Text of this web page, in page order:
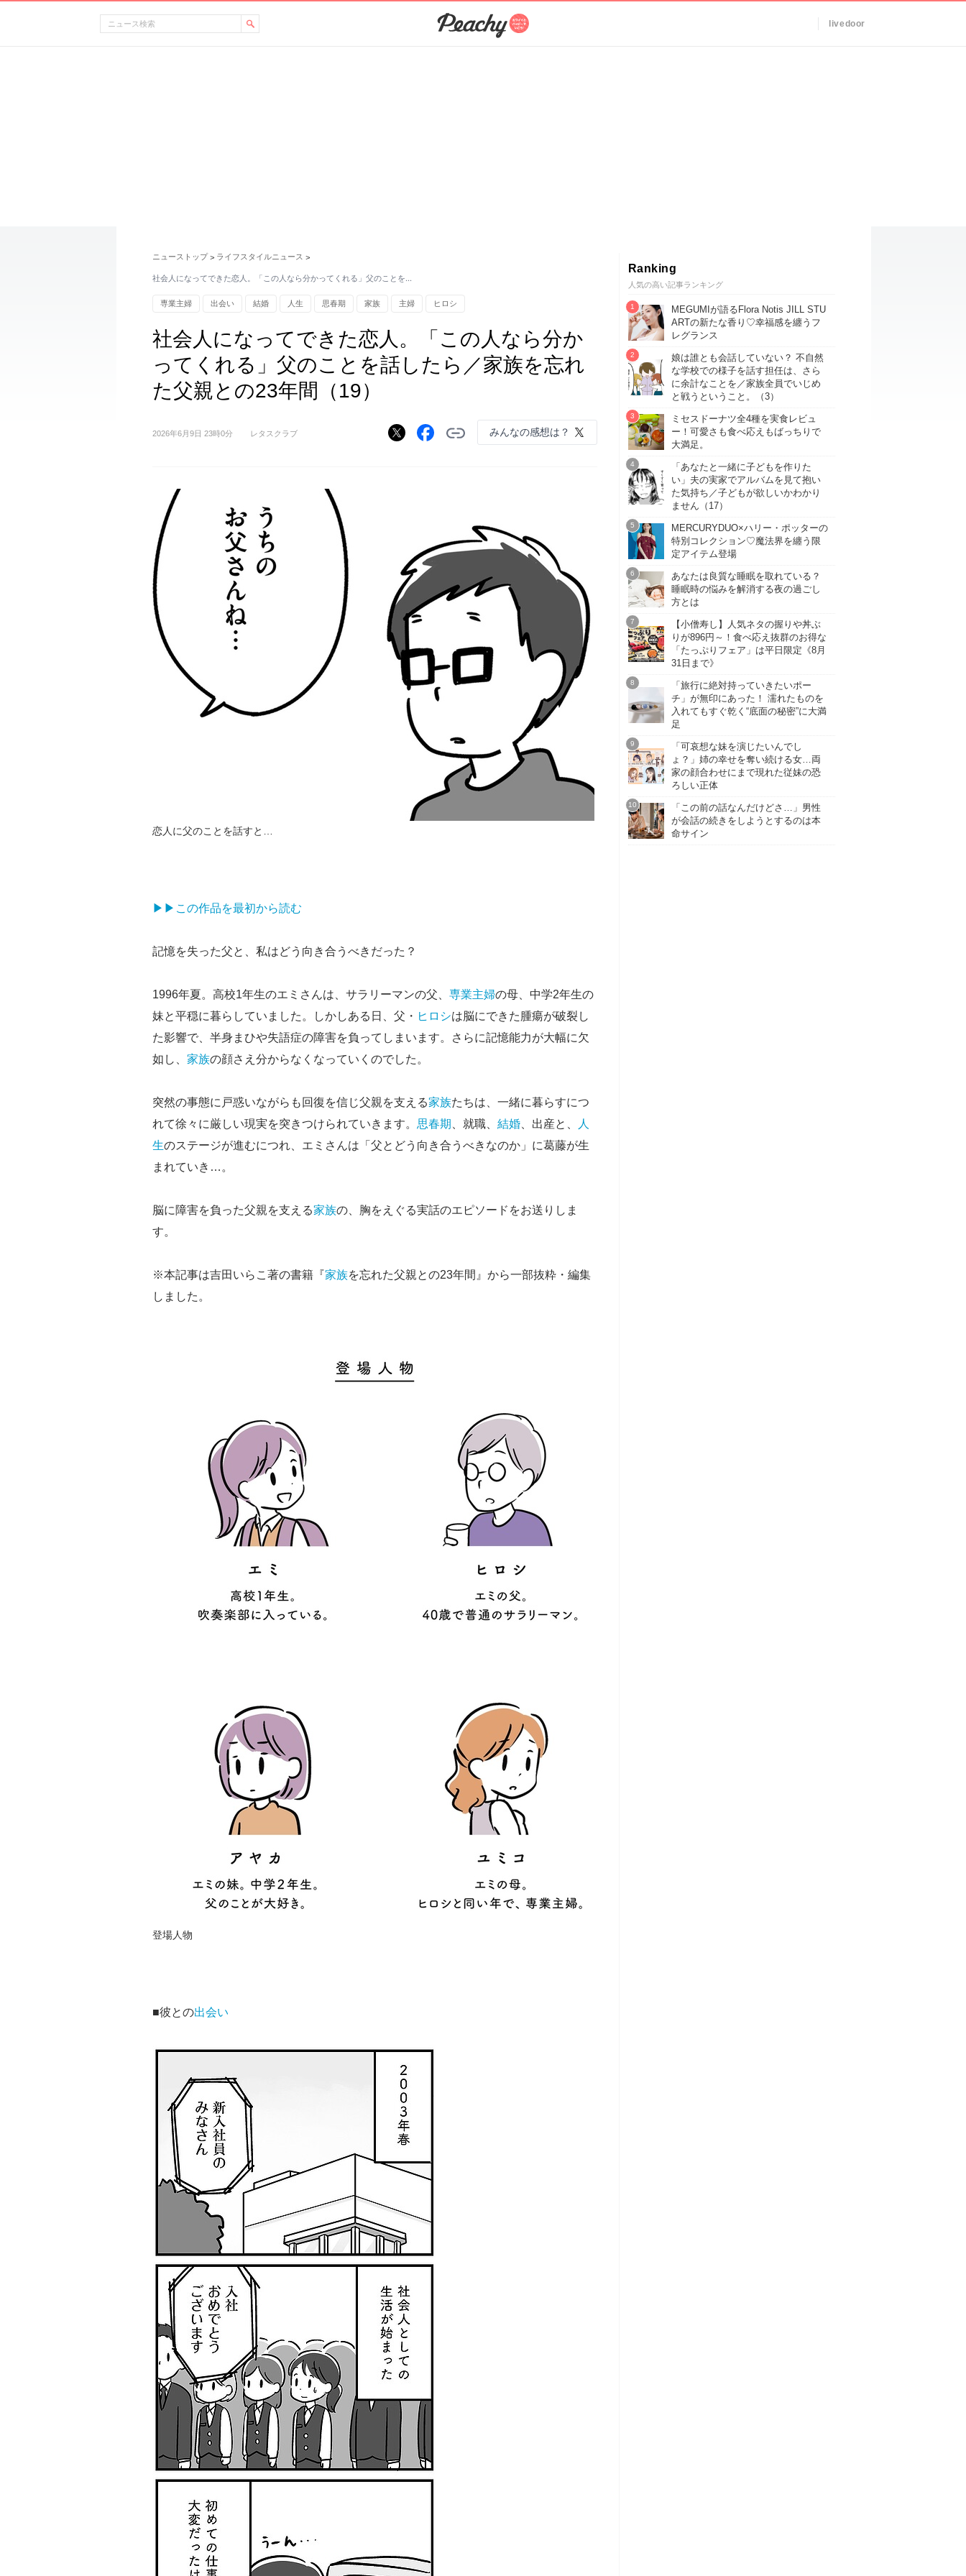
livedoor
ニューストップ > ライフスタイルニュース >
社会人になってできた恋人。「この人なら分かってくれる」父のことを…
専業主婦 出会い 結婚 人生 思春期 家族 主婦 ヒロシ
社会人になってできた恋人。「この人なら分か
ってくれる」父のことを話したら／家族を忘れ
た父親との23年間（19）
2026年6月9日 23時0分 レタスクラブ みんなの感想は？
恋人に父のことを話すと…
▶▶この作品を最初から読む
記憶を失った父と、私はどう向き合うべきだった？
1996年夏。高校1年生のエミさんは、サラリーマンの父、 専業主婦の母、中学2年生の
妹と平穏に暮らしていました。しかしある日、父・ ヒロシは脳にできた腫瘍が破裂し
た影響で、半身まひや失語症の障害を負ってしまいます。さらに記憶能力が大幅に欠
如し、 家族の顔さえ分からなくなっていくのでした。
突然の事態に戸惑いながらも回復を信じ父親を支える家族たちは、一緒に暮らすにつ
れて徐々に厳しい現実を突きつけられていきます。 思春期 、就職、 結婚 、出産と、
人
生のステージが進むにつれ、エミさんは「父とどう向き合うべきなのか」に葛藤が生
まれていき…。
脳に障害を負った父親を支える家族の、胸をえぐる実話のエピソードをお送りしま
す。
※本記事は吉田いらこ著の書籍『家族を忘れた父親との23年間』から一部抜粋・編集
しました。
登場人物
■彼との出会い
Ranking
人気の高い記事ランキング
MEGUMIが語るFlora Notis JILL STU
ARTの新たな香り♡幸福感を纏うフ
レグランス
娘は誰とも会話していない？ 不自然
な学校での様子を話す担任は、さら
に余計なことを／家族全員でいじめ
と戦うということ。（3）
ミセスドーナツ全4種を実食レビュ
ー！可愛さも食べ応えもばっちりで
大満足。
「あなたと一緒に子どもを作りた
い」夫の実家でアルバムを見て抱い
た気持ち／子どもが欲しいかわかり
ません（17）
MERCURYDUO×ハリー・ポッターの
特別コレクション♡魔法界を纏う限
定アイテム登場
あなたは良質な睡眠を取れている？
睡眠時の悩みを解消する夜の過ごし
方とは
【小僧寿し】人気ネタの握りや丼ぶ
りが896円～！食べ応え抜群のお得な
「たっぷりフェア」は平日限定《8月
31日まで》
「旅行に絶対持っていきたいポー
チ」が無印にあった！ 濡れたものを
入れてもすぐ乾く“底面の秘密”に大満
足
「可哀想な妹を演じたいんでし
ょ？」姉の幸せを奪い続ける女…両
家の顔合わせにまで現れた従妹の恐
ろしい正体
「この前の話なんだけどさ…」男性
が会話の続きをしようとするのは本
命サイン